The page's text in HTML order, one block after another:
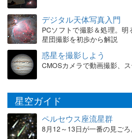
デジタル天体写真入門
PCソフトで撮影＆処理。明
星団撮影を初歩から解説
惑星を撮影しよう
CMOSカメラで動画撮影、
星空ガイド
ペルセウス座流星群
8月12～13日が一番の見ご